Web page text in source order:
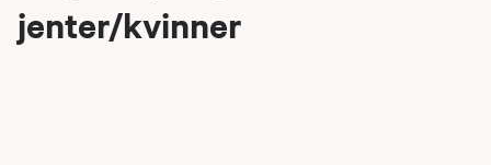
jenter/kvinner